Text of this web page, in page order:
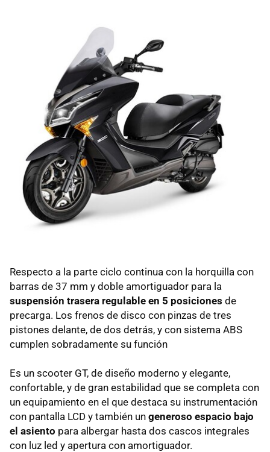
Respecto a la parte ciclo continua con la horquilla con
barras de 37 mm y doble amortiguador para la
suspensión trasera regulable en 5 posiciones de
precarga. Los frenos de disco con pinzas de tres
pistones delante, de dos detrás, y con sistema ABS
cumplen sobradamente su función
Es un scooter GT, de diseño moderno y elegante,
confortable, y de gran estabilidad que se completa con
un equipamiento en el que destaca su instrumentación
con pantalla LCD y también un generoso espacio bajo
el asiento para albergar hasta dos cascos integrales
con luz led y apertura con amortiguador.